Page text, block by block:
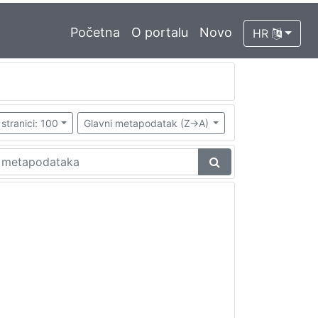
Početna O portalu Novo HR
100 Glavni metapodatak (Z->A)